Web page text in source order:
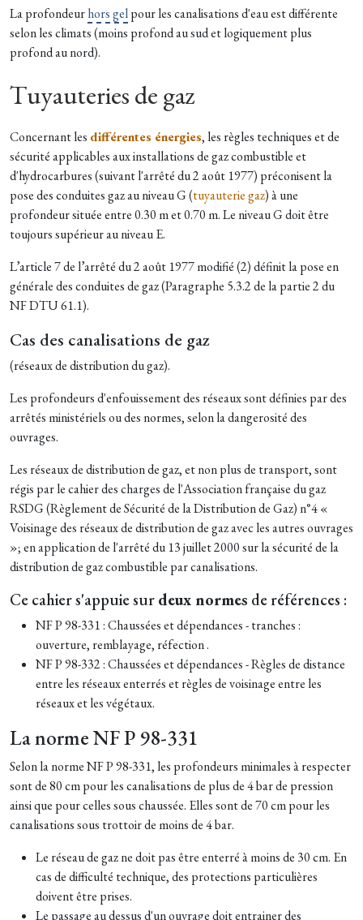
La profondeurhors gelpour les canalisations d'eau est différente
selon les climats (moins profond au sud et logiquement plus
profond au nord).
Tuyauteries de gaz
Concernant les différentes énergies, les règles techniques et de
sécurité applicables aux installations de gaz combustible et
d'hydrocarbures (suivant l'arrêté du 2 août 1977) préconisent la
pose des conduites gaz au niveau G (tuyauterie gaz) à une
profondeur située entre 0.30 m et 0.70 m. Le niveau G doit être
toujours supérieur au niveau E.
L’article 7 de l’arrêté du 2 août 1977 modifié (2) définit la pose en
générale des conduites de gaz (Paragraphe 5.3.2 de la partie 2 du
NF DTU 61.1).
Cas des canalisations de gaz
(réseaux de distribution du gaz).
Les profondeurs d'enfouissement des réseaux sont définies par des
arrêtés ministériels ou des normes, selon la dangerosité des
ouvrages.
Les réseaux de distribution de gaz, et non plus de transport, sont
régis par le cahier des charges de l'Association française du gaz
RSDG (Règlement de Sécurité de la Distribution de Gaz) n°4 «
Voisinage des réseaux de distribution de gaz avec les autres ouvrages
»; en application de l'arrêté du 13 juillet 2000 sur la sécurité de la
distribution de gaz combustible par canalisations.
Ce cahier s'appuie surdeux normes de références :
NF P 98-331 : Chaussées et dépendances - tranches :
ouverture, remblayage, réfection .
NF P 98-332 : Chaussées et dépendances - Règles de distance
entre les réseaux enterrés et règles de voisinage entre les
réseaux et les végétaux.
La norme NF P 98-331
Selon la norme NF P 98-331, les profondeurs minimales à respecter
sont de 80 cm pour les canalisations de plus de 4 bar de pression
ainsi que pour celles sous chaussée. Elles sont de 70 cm pour les
canalisations sous trottoir de moins de 4 bar.
Le réseau de gaz ne doit pas être enterré à moins de 30 cm. En
cas de difficulté technique, des protections particulières
doivent être prises.
Le passage au dessus d'un ouvrage doit entrainer des